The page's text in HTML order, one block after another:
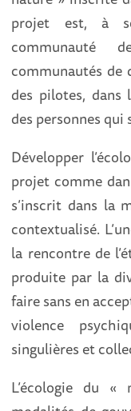
projet est, à
communauté
communautés de
des pilotes, dans
des personnes
Développer
projet comme
s’inscrit dans la
contextualisé.
la rencontre de
produite par la
faire sans en
violence
singulières et
L’écologie du